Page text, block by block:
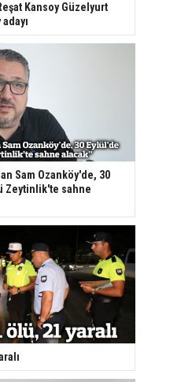
Kansoy Güzelyurt
Sam Ozanköy'de, 30
Zeytinlik'te sahne